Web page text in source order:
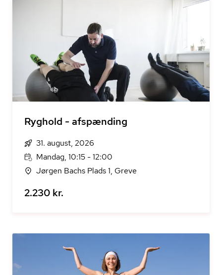
Ryghold - afspænding
31. august, 2026
Mandag, 10:15 - 12:00
Jørgen Bachs Plads 1, Greve
2.230 kr.